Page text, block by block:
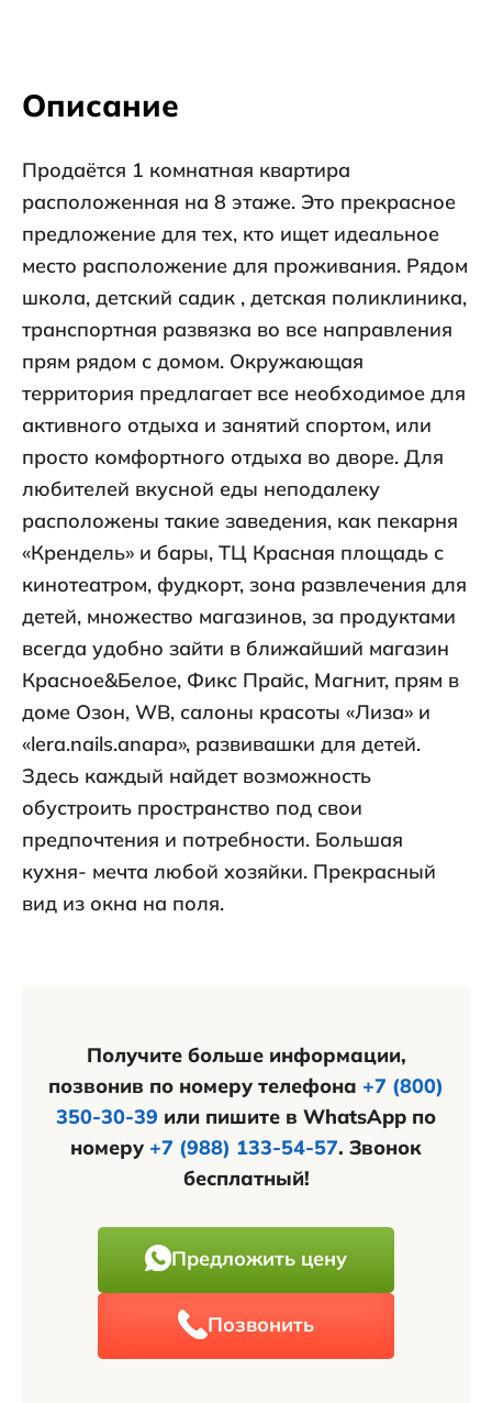
Описание
Продаётся 1 комнатная квартира
расположенная на 8 этаже. Это прекрасное
предложение для тех, кто ищет идеальное
место расположение для проживания. Рядом
школа, детский садик , детская поликлиника,
транспортная развязка во все направления
прям рядом с домом. Окружающая
территория предлагает все необходимое для
активного отдыха и занятий спортом, или
просто комфортного отдыха во дворе. Для
любителей вкусной еды неподалеку
расположены такие заведения, как пекарня
«Крендель» и бары, ТЦ Красная площадь с
кинотеатром, фудкорт, зона развлечения для
детей, множество магазинов, за продуктами
всегда удобно зайти в ближайший магазин
Красное&Белое, Фикс Прайс, Магнит, прям в
доме Озон, WB, салоны красоты «Лиза» и
«lera.nails.anapa», развивашки для детей.
Здесь каждый найдет возможность
обустроить пространство под свои
предпочтения и потребности. Большая
кухня- мечта любой хозяйки. Прекрасный
вид из окна на поля.
Получите больше информации,
позвонив по номеру телефона +7 (800)
350-30-39 или пишите в WhatsApp по
номеру +7 (988) 133-54-57. Звонок
бесплатный!
Предложить цену
Позвонить